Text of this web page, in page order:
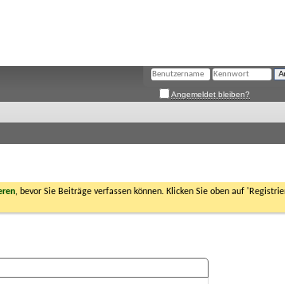
Angemeldet bleiben?
, bevor Sie Beiträge verfassen können. Klicken Sie oben auf